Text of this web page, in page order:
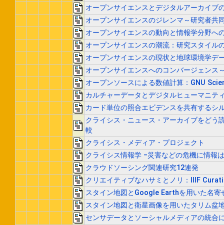
オープンサイエンスとデジタルアーカイブ
オープンサイエンスのジレンマ～研究者共
オープンサイエンスの動向と情報学分野へ
オープンサイエンスの潮流：研究スタイル
オープンサイエンスの現状と地球環境学デ
オープンサイエンスへのコンバージェンス
オープンソースによる数値計算：GNU
カルチャーデータとデジタルヒューマニテ
カード単位の照合エビデンスを共有するシ
クライシス・ニュース・アーカイブをどう
較
クライシス・メディア・プロジェクト
クライシス情報学 −災害などの危機に情報
クラウドソーシング関連研究12連発
クリエイティブなハサミとノリ：IIIF
スタイン地図とGoogle Earthを用いた名寄
スタイン地図と衛星画像を用いたタリム盆
センサデータとソーシャルメディアの統合